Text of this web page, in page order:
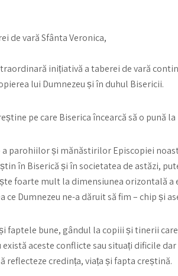
de vară Sfânta Veronica,
inițiativă a taberei de vară
lui Dumnezeu și în duhul Bisericii.
pe care Biserica încearcă să o pună
parohiilor și mănăstirilor Episcopiei
în Biserică și în societatea de astăzi,
foarte mult la dimensiunea orizontală a
Dumnezeu ne-a dăruit să fim – chip și
faptele bune, gândul la copiii și tinerii
aceste conflicte sau situați dificile
reflecteze credința, viața și fapta creștină.